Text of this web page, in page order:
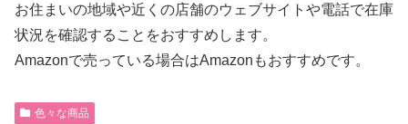
お住まいの地域や近くの店舗のウェブサイトや電話で在庫
状況を確認することをおすすめします。
Amazonで売っている場合はAmazonもおすすめです。
色々な商品